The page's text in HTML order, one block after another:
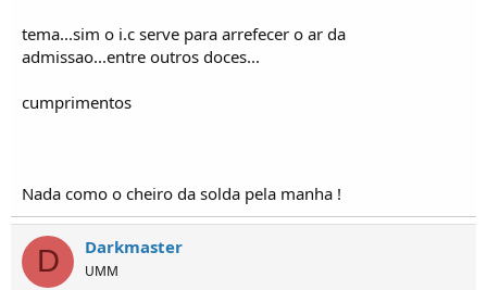
tema...sim o i.c serve para arrefecer o ar da
admissao...entre outros doces...
cumprimentos
Nada como o cheiro da solda pela manha !
D Darkmaster
UMM